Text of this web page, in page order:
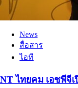
News
สื่อสาร
ไอที
NT ไทยคม เอชพีจีเ